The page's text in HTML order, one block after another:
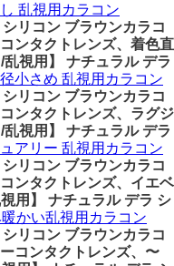
乱視用カラコン
リコン ブラウンカラコ
ンタクトレンズ、着色直
視用】 ナチュラル デラ
小さめ 乱視用カラコン
リコン ブラウンカラコ
ンタクトレンズ、ラグジ
視用】 ナチュラル デラ
アリー 乱視用カラコン
リコン ブラウンカラコ
ンタクトレンズ、イエベ
用】 ナチュラル デラ シ
かい乱視用カラコン
リコン ブラウンカラコ
コンタクトレンズ、〜